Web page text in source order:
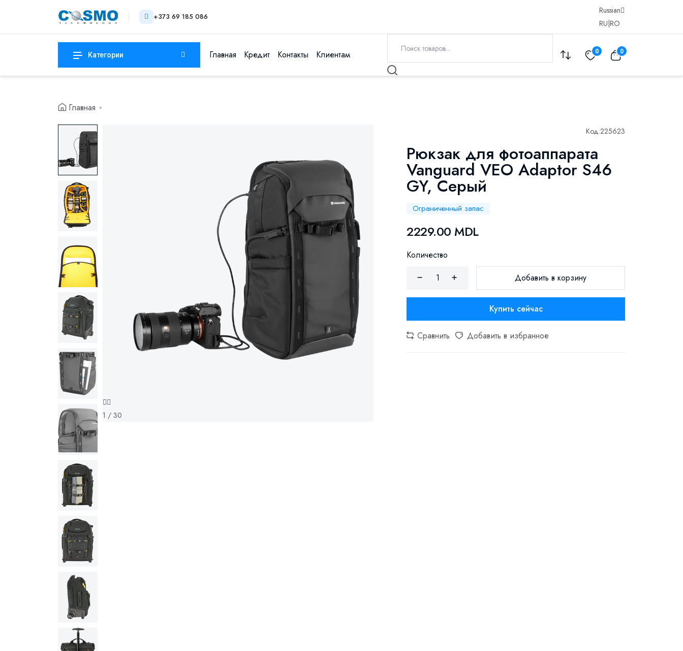
+373 69 185 086
Russian
RU RO
Категории Главная Кредит Контакты Клиентам 0 0
Главная
1 / 30
Код:225623
Рюкзак для фотоаппарата
Vanguard VEO Adaptor S46
GY, Серый
Ограниченный запас
2229.00 MDL
Количество
Добавить в корзину
Купить сейчас
Сравнить Добавить в избранное